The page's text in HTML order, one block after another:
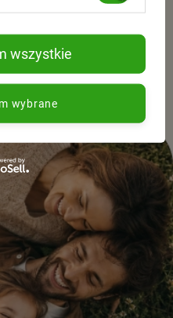
ze świata
stylu życia.
wybrane
wszystkie